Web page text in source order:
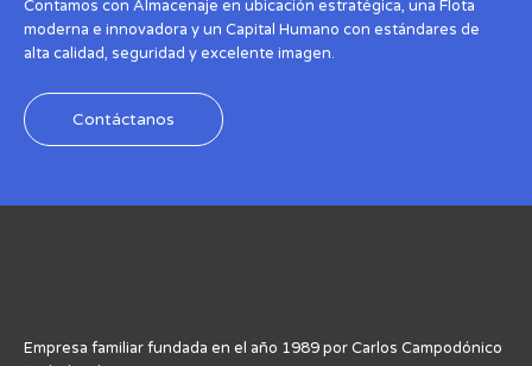
Contamos con Almacenaje en ubicación estratégica, una Flota
moderna e innovadora y un Capital Humano con estándares de
alta calidad, seguridad y excelente imagen.
Contáctanos
Empresa familiar fundada en el año 1989 por Carlos Campodónico